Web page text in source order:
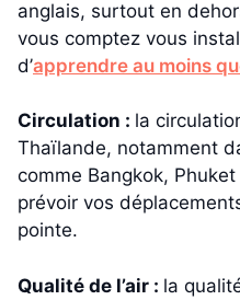
anglais, surtout en
vous comptez vous
d’apprendre au moins
Circulation : la
Thaïlande, notamment
comme Bangkok,
prévoir vos
pointe.
Qualité de l’air : la